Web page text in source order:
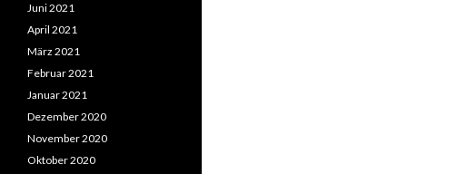
Juni 2021
April 2021
März 2021
Februar 2021
Januar 2021
Dezember 2020
November 2020
Oktober 2020